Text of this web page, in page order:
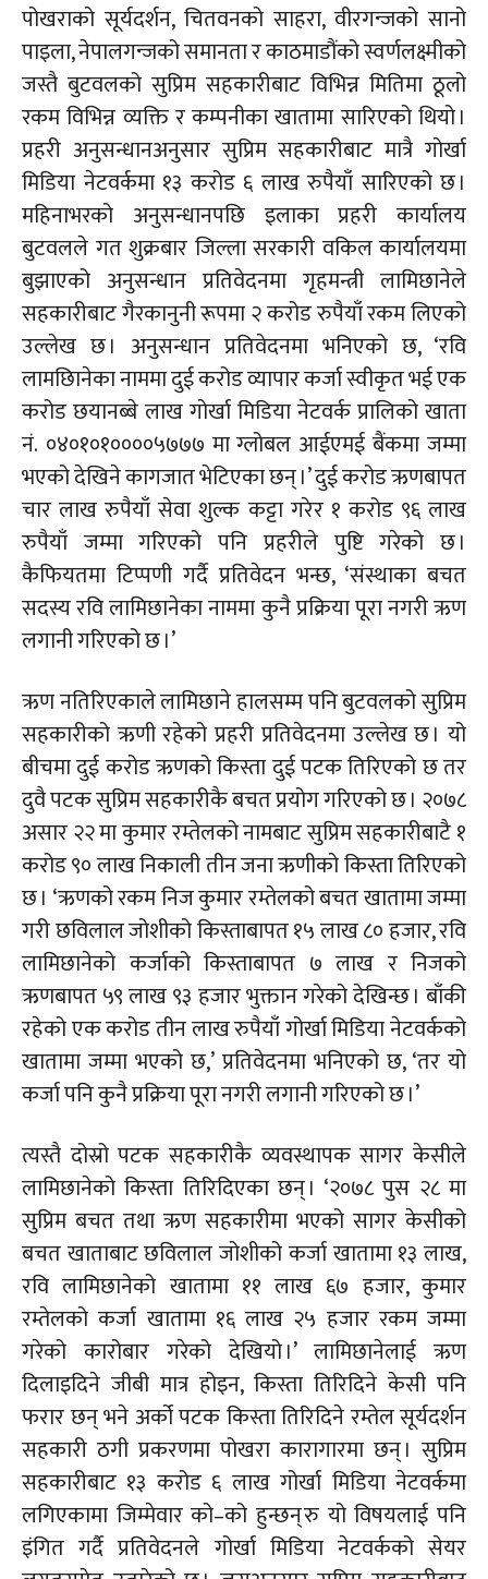
पोखराको सूर्यदर्शन, चितवनको साहरा, वीरगन्जको सानो
पाइला, नेपालगन्जको समानता र काठमाडौंकोस्वर्णलक्ष्मीको
जस्तै बुटवलको सुप्रिम सहकारीबाट विभिन्न मितिमा ठूलो
रकम विभिन्न व्यक्ति र कम्पनीका खातामा सारिएको थियो ।
प्रहरी अनुसन्धानअनुसार सुप्रिम सहकारीबाट मात्रै गोर्खा
मिडिया नेटवर्कमा १३ करोड ६ लाख रुपैयाँ सारिएको छ ।
महिनाभरको अनुसन्धानपछि इलाका प्रहरी कार्यालय
बुटवलले गत शुक्रबार जिल्ला सरकारी वकिल कार्यालयमा
बुझाएको अनुसन्धान प्रतिवेदनमा गृहमन्त्री लामिछानेले
सहकारीबाट गैरकानुनी रूपमा २ करोड रुपैयाँ रकम लिएको
उल्लेख छ । अनुसन्धान प्रतिवेदनमा भनिएको छ, ‘रवि
लामछिानेकानाममा दुई करोड व्यापार कर्जा स्वीकृत भई एक
करोड छयानब्बे लाख गोर्खा मिडिया नेटवर्क प्रालिको खाता
नं. ०४०१०१००००५७७७ मा ग्लोबल आईएमई बैंकमा जम्मा
भएको देखिने कागजात भेटिएका छन् ।’ दुई करोड ऋणबापत
चार लाख रुपैयाँ सेवा शुल्क कट्टा गरेर १ करोड ९६ लाख
रुपैयाँ जम्मा गरिएको पनि प्रहरीले पुष्टि गरेको छ ।
कैफियतमा टिप्पणी गर्दै प्रतिवेदन भन्छ, ‘संस्थाका बचत
सदस्य रवि लामिछानेका नाममा कुनै प्रक्रिया पूरा नगरी ऋण
लगानी गरिएको छ ।’
ऋणनतिरिएकालेलामिछाने हालसम्म पनि बुटवलको सुप्रिम
सहकारीको ऋणी रहेको प्रहरी प्रतिवेदनमा उल्लेख छ । यो
बीचमा दुई करोड ऋणको किस्ता दुई पटक तिरिएको छ तर
दुवै पटक सुप्रिम सहकारीकै बचत प्रयोग गरिएको छ । २०७८
असार २२ मा कुमार रम्तेलको नामबाट सुप्रिम सहकारीबाटै १
करोड ९० लाख निकाली तीन जना ऋणीको किस्ता तिरिएको
छ । ‘ऋणको रकम निज कुमार रम्तेलको बचत खातामा जम्मा
गरी छविलाल जोशीको किस्ताबापत १५ लाख ८० हजार, रवि
लामिछानेको कर्जाको किस्ताबापत ७ लाख र निजको
ऋणबापत ५९ लाख ९३ हजार भुक्तान गरेको देखिन्छ । बाँकी
रहेको एक करोड तीन लाख रुपैयाँ गोर्खा मिडिया नेटवर्कको
खातामा जम्मा भएको छ,’ प्रतिवेदनमा भनिएको छ, ‘तर यो
कर्जा पनि कुनै प्रक्रिया पूरा नगरी लगानी गरिएको छ ।’
त्यस्तै दोस्रो पटक सहकारीकै व्यवस्थापक सागर केसीले
लामिछानेको किस्ता तिरिदिएका छन् । ‘२०७८ पुस २८ मा
सुप्रिम बचत तथा ऋण सहकारीमा भएको सागर केसीको
बचत खाताबाट छविलाल जोशीको कर्जा खातामा १३ लाख,
रवि लामिछानेको खातामा ११ लाख ६७ हजार, कुमार
रम्तेलको कर्जा खातामा १६ लाख २५ हजार रकम जम्मा
गरेको कारोबार गरेको देखियो ।’ लामिछानेलाई ऋण
दिलाइदिने जीबी मात्र होइन, किस्ता तिरिदिने केसी पनि
फरार छन् भने अर्को पटक किस्ता तिरिदिने रम्तेल सूर्यदर्शन
सहकारी ठगी प्रकरणमा पोखरा कारागारमा छन् । सुप्रिम
सहकारीबाट १३ करोड ६ लाख गोर्खा मिडिया नेटवर्कमा
लगिएकामा जिम्मेवारको–को हुन्छन् रु यो विषयलाई पनि
इंगित गर्दै प्रतिवेदनले गोर्खा मिडिया नेटवर्कको सेयर